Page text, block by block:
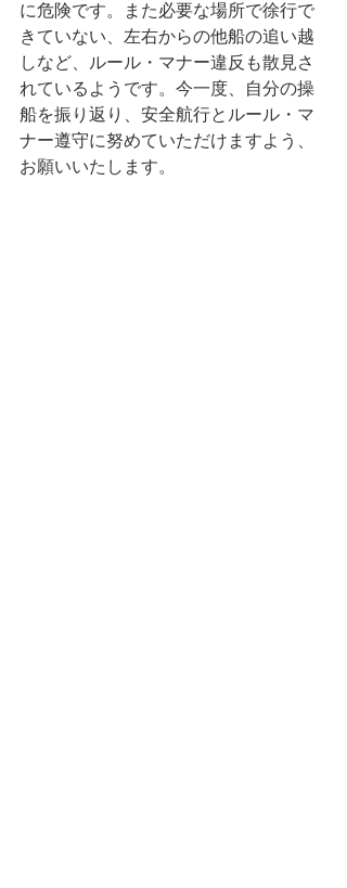
に危険です。また必要な場所で徐行で
きていない、左右からの他船の追い越
しなど、ルール・マナー違反も散見さ
れているようです。今一度、自分の操
船を振り返り、安全航行とルール・マ
ナー遵守に努めていただけますよう、
お願いいたします。